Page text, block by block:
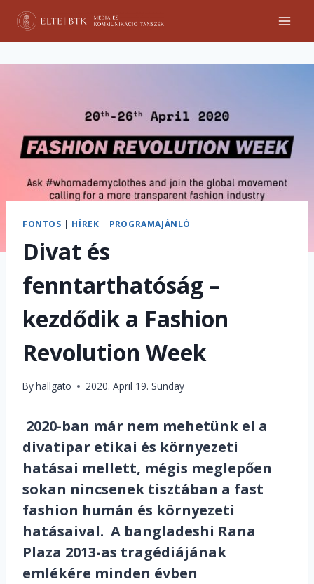
Skip
content
FONTOS | HÍREK | PROGRAMAJÁNLÓ
Divat és
fenntarthatóság –
kezdődik a Fashion
Revolution Week
Byhallgato 2020. April 19. Sunday
2020-ban már nem mehetünk el a
divatipar etikai és környezeti
hatásai mellett, mégis meglepően
sokan nincsenek tisztában a fast
fashion humán és környezeti
hatásaival. A bangladeshi Rana
Plaza 2013-as tragédiájának
emlékére minden évben